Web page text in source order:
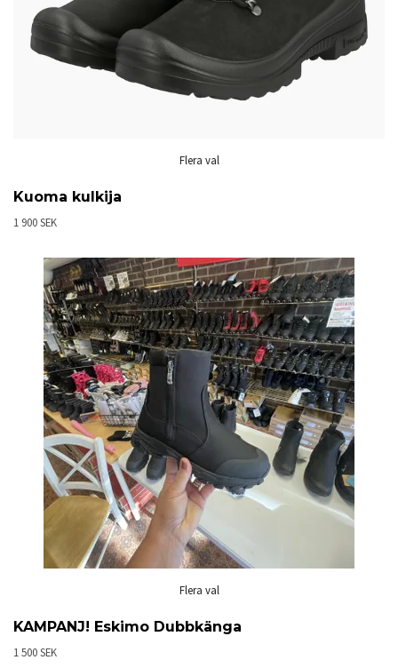
Flera val
Kuoma kulkija
1 900 SEK
Flera val
KAMPANJ! Eskimo Dubbkänga
1 500 SEK